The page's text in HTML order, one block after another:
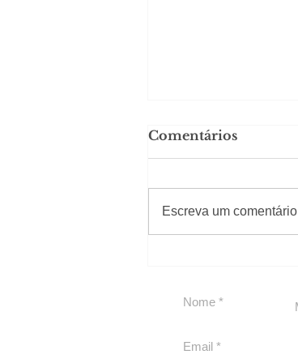
Solteirou!
Comentários
Escreva um comentário
#Sugestões